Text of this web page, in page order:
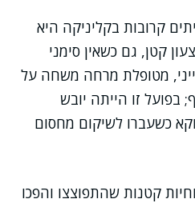
קרובות בקליניקה היא
קטן, גם כשאין סימני
מטופלת מרחה משחה על
בפועל זו הייתה יובש
כשעברו לשיקום מחסום
קטנות שהתפוצצו והפכו